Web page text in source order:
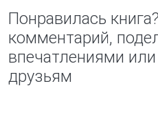
Понравилась
комментарий,
впечатлениями
друзьям